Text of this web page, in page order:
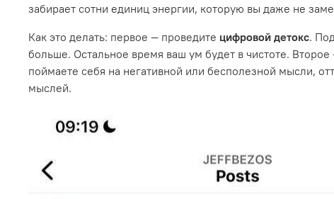
забирает сотни единиц энергии, которую вы даже не
Как это делать: первое — проведите цифровой детокс.
больше. Остальное время ваш ум будет в чистоте.
поймаете себя на негативной или бесполезной мысли,
мыслей.